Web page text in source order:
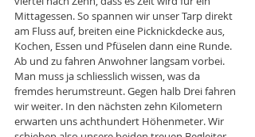
Mittagessen. So spannen wir unser Tarp direkt
am Fluss auf, breiten eine Picknickdecke aus,
Kochen, Essen und Pfüselen dann eine Runde.
Ab und zu fahren Anwohner langsam vorbei.
Man muss ja schliesslich wissen, was da
fremdes herumstreunt. Gegen halb Drei fahren
wir weiter. In den nächsten zehn Kilometern
erwarten uns achthundert Höhenmeter. Wir